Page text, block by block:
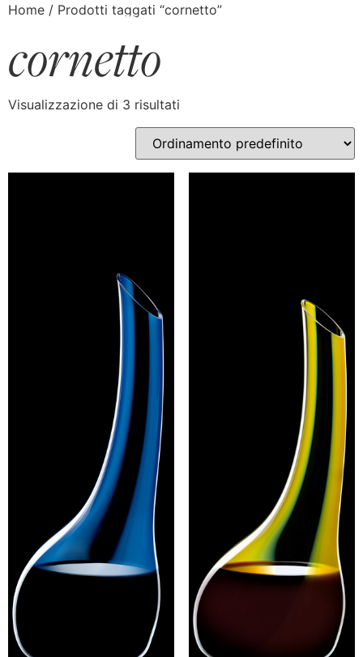
Home / Prodotti taggati “cornetto”
cornetto
Visualizzazione di 3 risultati